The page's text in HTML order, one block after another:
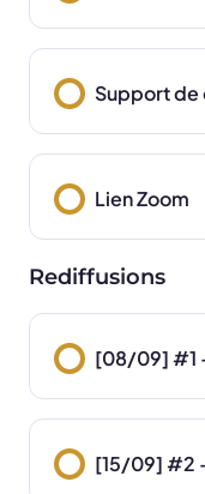
Support de
Lien Zoom
Rediffusions
[08/09] #1
[15/09] #2